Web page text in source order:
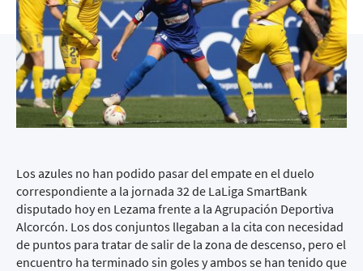
Los azules no han podido pasar del empate en el duelo
correspondiente a la jornada 32 de LaLiga SmartBank
disputado hoy en Lezama frente a la Agrupación Deportiva
Alcorcón. Los dos conjuntos llegaban a la cita con necesidad
de puntos para tratar de salir de la zona de descenso, pero el
encuentro ha terminado sin goles y ambos se han tenido que